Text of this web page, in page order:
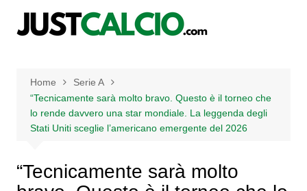
Home
Serie A
“Tecnicamente sarà molto bravo. Questo è il torneo che
lo rende davvero una star mondiale. La leggenda degli
Stati Uniti sceglie l’americano emergente del 2026
“Tecnicamente sarà molto